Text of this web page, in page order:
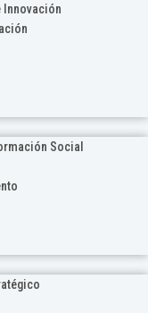
Innovación
Social